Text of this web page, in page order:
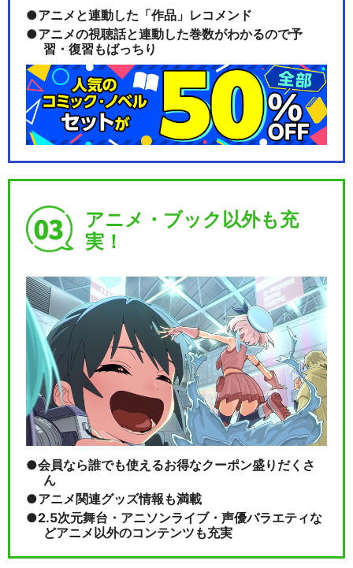
アニメと連動した「作品」レコメンド
アニメの視聴話と連動した巻数がわかるので予
習・復習もばっちり
アニメ・ブック以外も充
実！
会員なら誰でも使えるお得なクーポン盛りだくさ
ん
アニメ関連グッズ情報も満載
2.5次元舞台・アニソンライブ・声優バラエティな
どアニメ以外のコンテンツも充実